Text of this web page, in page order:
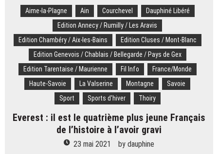
Lamy
de
retour
au
camp
de
base
de
l’Everest
Aime-la-Plagne Ain Courchevel
Dauphiné Libéré
Edition Annecy / Rumilly / Les Aravis
Edition Chambéry / Aix-les-Bains
Edition Cluses / Mont-Blanc
Edition Genevois / Chablais / Bellegarde / Pays de Gex
Edition Tarentaise / Maurienne
Fil Info
France/Monde
Haute-Savoie
La Valserine Montagne
Savoie
Sport
Sports d'hiver Thoiry
Everest : il est le quatrième plus jeune Français
de l’histoire à l’avoir gravi
23 mai 2021 by dauphine